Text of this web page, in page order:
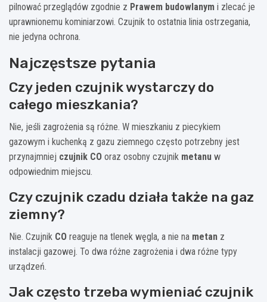
pilnować przeglądów zgodnie z Prawem budowlanym i zlecać je
uprawnionemu kominiarzowi. Czujnik to ostatnia linia ostrzegania,
nie jedyna ochrona.
Najczęstsze pytania
Czy jeden czujnik wystarczy do
całego mieszkania?
Nie, jeśli zagrożenia są różne. W mieszkaniu z piecykiem
gazowym i kuchenką z gazu ziemnego często potrzebny jest
przynajmniej czujnik CO oraz osobny czujnik metanu w
odpowiednim miejscu.
Czy czujnik czadu działa także na gaz
ziemny?
Nie. Czujnik CO reaguje na tlenek węgla, a nie na metan z
instalacji gazowej. To dwa różne zagrożenia i dwa różne typy
urządzeń.
Jak często trzeba wymieniać czujnik